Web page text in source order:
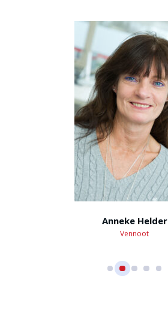
Anneke Helder
Vennoot